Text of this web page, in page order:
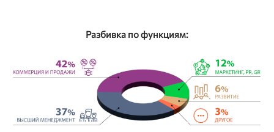
Разбивка по функциям: